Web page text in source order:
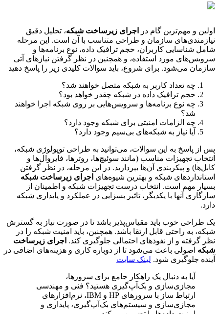
اولین و مهم‌ترین گام در اجرای زیرساخت شبکه، تحلیل دقیق
نیازمندی‌های سازمان و طراحی متناسب با آن است. این مرحله
شامل شناسایی کاربران، حجم ترافیک داده، نوع برنامه‌ها و
سرویس‌های مورد استفاده، و همچنین در نظر گرفتن نیازهای آتی
سازمان می‌شود. برای شروع، باید سوالات کلیدی زیر را پاسخ دهید
چه تعداد کاربر به شبکه متصل خواهند شد؟
حجم ترافیک داده در شبکه چقدر خواهد بود؟
چه نوع برنامه‌ها و سرویس‌هایی بر روی شبکه اجرا خواهند
شد؟
چه الزامات امنیتی برای شبکه وجود دارد؟
آیا نیاز به شبکه‌های بی‌سیم وجود دارد؟
پس از پاسخ به این سوالات، می‌توانید به طراحی توپولوژی شبکه،
انتخاب تجهیزات مناسب (مانند سوئیچ‌ها، روترها، فایروال‌ها و
کابل‌ها) و پیکربندی آن‌ها بپردازید. در این مرحله، در نظر گرفتن
استانداردهای شبکه و بهترین شیوه‌های اجرای زیرساخت شبکه
بسیار مهم است. انتخاب درست تجهیزات شبکه و اطمینان از
سازگاری آنها با یکدیگر، تاثیر بسزایی در عملکرد و پایداری شبکه
دارد.
یک طراحی خوب باید مقیاس‌پذیر باشد تا در صورت نیاز به گسترش
شبکه، به راحتی قابل ارتقا باشد. همچنین، باید امنیت شبکه را در
نظر گرفته و از نفوذهای احتمالی جلوگیری کند. اجرای زیرساخت
شبکه اصولی باعث می‌شود تا از دوباره کاری و هزینه‌های اضافی در
آینده جلوگیری شود. لینک سایت
آیا به دنبال یک راهکار جامع برای سرورها،
مجازی‌سازی و بک‌آپ‌گیری هستید؟ فنی و مهندسی
ارتباط ساز با سرورهای HP و IBM، نرم‌افزارهای
مجازی‌سازی و سیستم‌های بک‌آپ‌گیری، پایداری و